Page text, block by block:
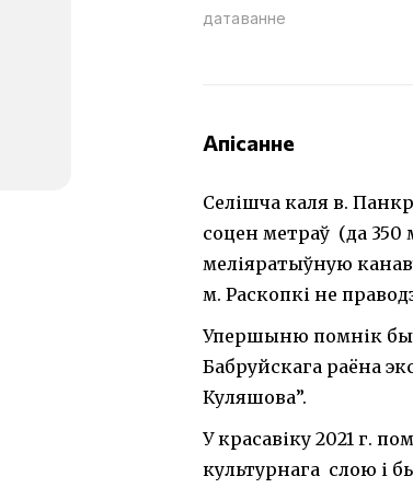
датаванне
Апісанне
Селішча каля в.
соцен метраў (да 350
меліяратыўную
м. Раскопкі не
Упершыню помнік
Бабруйскага раёна
Куляшова”.
У красавіку 2021 г.
культурнага слою і